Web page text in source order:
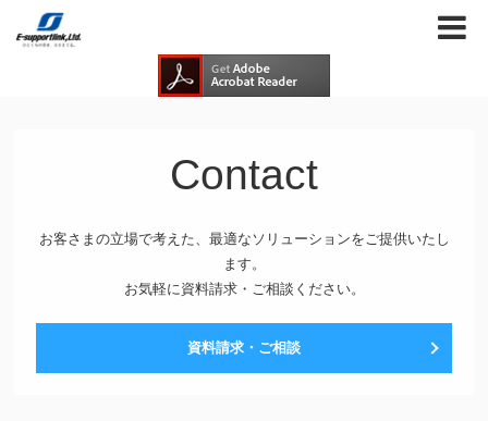
Contact
お客さまの立場で考えた、最適なソリューションをご提供いたし
ます。
お気軽に資料請求・ご相談ください。
資料請求・ご相談